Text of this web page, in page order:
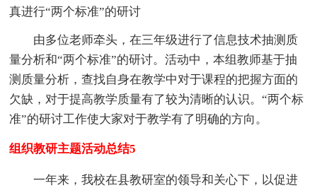
真进行“两个标准”的研讨
由多位老师牵头，在三年级进行了信息技术抽测质
量分析和“两个标准”的研讨。活动中，本组教师基于抽
测质量分析，查找自身在教学中对于课程的把握方面的
欠缺，对于提高教学质量有了较为清晰的认识。“两个标
准”的研讨工作使大家对于教学有了明确的方向。
组织教研主题活动总结5
一年来，我校在县教研室的领导和关心下，以促进